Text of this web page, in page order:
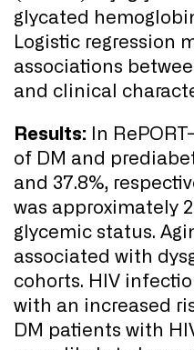
glycated
Logistic regression
associations
and clinical
Results: In
of DM and
and 37.8%,
was approximately
glycemic status.
associated with
cohorts. HIV
with an increased
DM patients with